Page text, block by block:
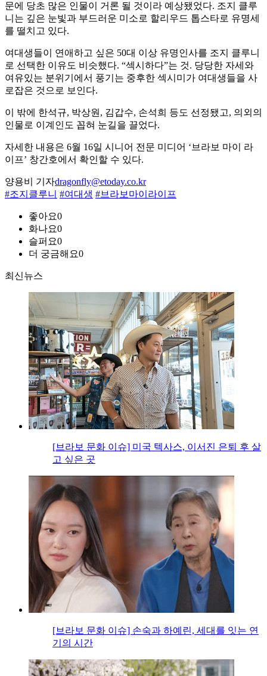
문에 당초 많은 인물이 거론 될 것이라 예상됐었다. 조지 클루
니는 깊은 눈빛과 부드러운 미소로 할리우드 톱스타로 유명세
를 떨치고 있다.
여대생들이 연애하고 싶은 50대 이상 유명인사를 조지 클루니
로 선택한 이유도 비슷했다. “섹시하다”는 것. 당당한 자세와
여유있는 분위기에서 풍기는 중후한 섹시미가 여대생들을 사
로잡은 것으로 보인다.
이 밖에 한석규, 박상원, 김갑수, 손석희 등도 선정됐고, 의외의
인물로 이계인도 꼽혀 눈길을 끌었다.
자세한 내용은 6월 16일 시니어 전문 미디어 ‘브라보 마이 라
이프’ 창간호에서 확인할 수 있다.
양용비 기자dragonfly@etoday.co.kr
#조지클루니 #여대생 #브라보마이라이프
좋아요0
화나요0
슬퍼요0
더 궁금해요0
최신뉴스
[브라보 문화 이슈] 미국 텍사스, 이서진 은퇴 후 살
고 싶은 곳
[브라보 문화 이슈] 손숙과 하예린, 세대를 잇는 연
기의 시간